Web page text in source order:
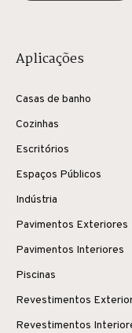
Aplicações
Casas de banho
Cozinhas
Escritórios
Espaços Públicos
Indústria
Pavimentos Exteriores
Pavimentos Interiores
Piscinas
Revestimentos
Revestimentos